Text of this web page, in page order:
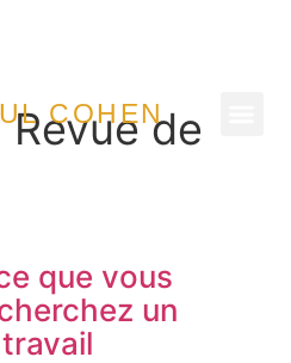
COHEN
Revue de
que vous
un